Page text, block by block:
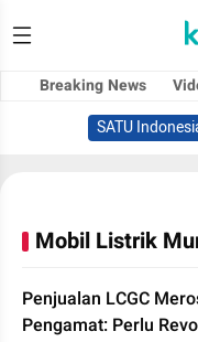
Breaking News
SATU
Mobil Listrik
Penjualan LCGC
Pengamat: Perlu